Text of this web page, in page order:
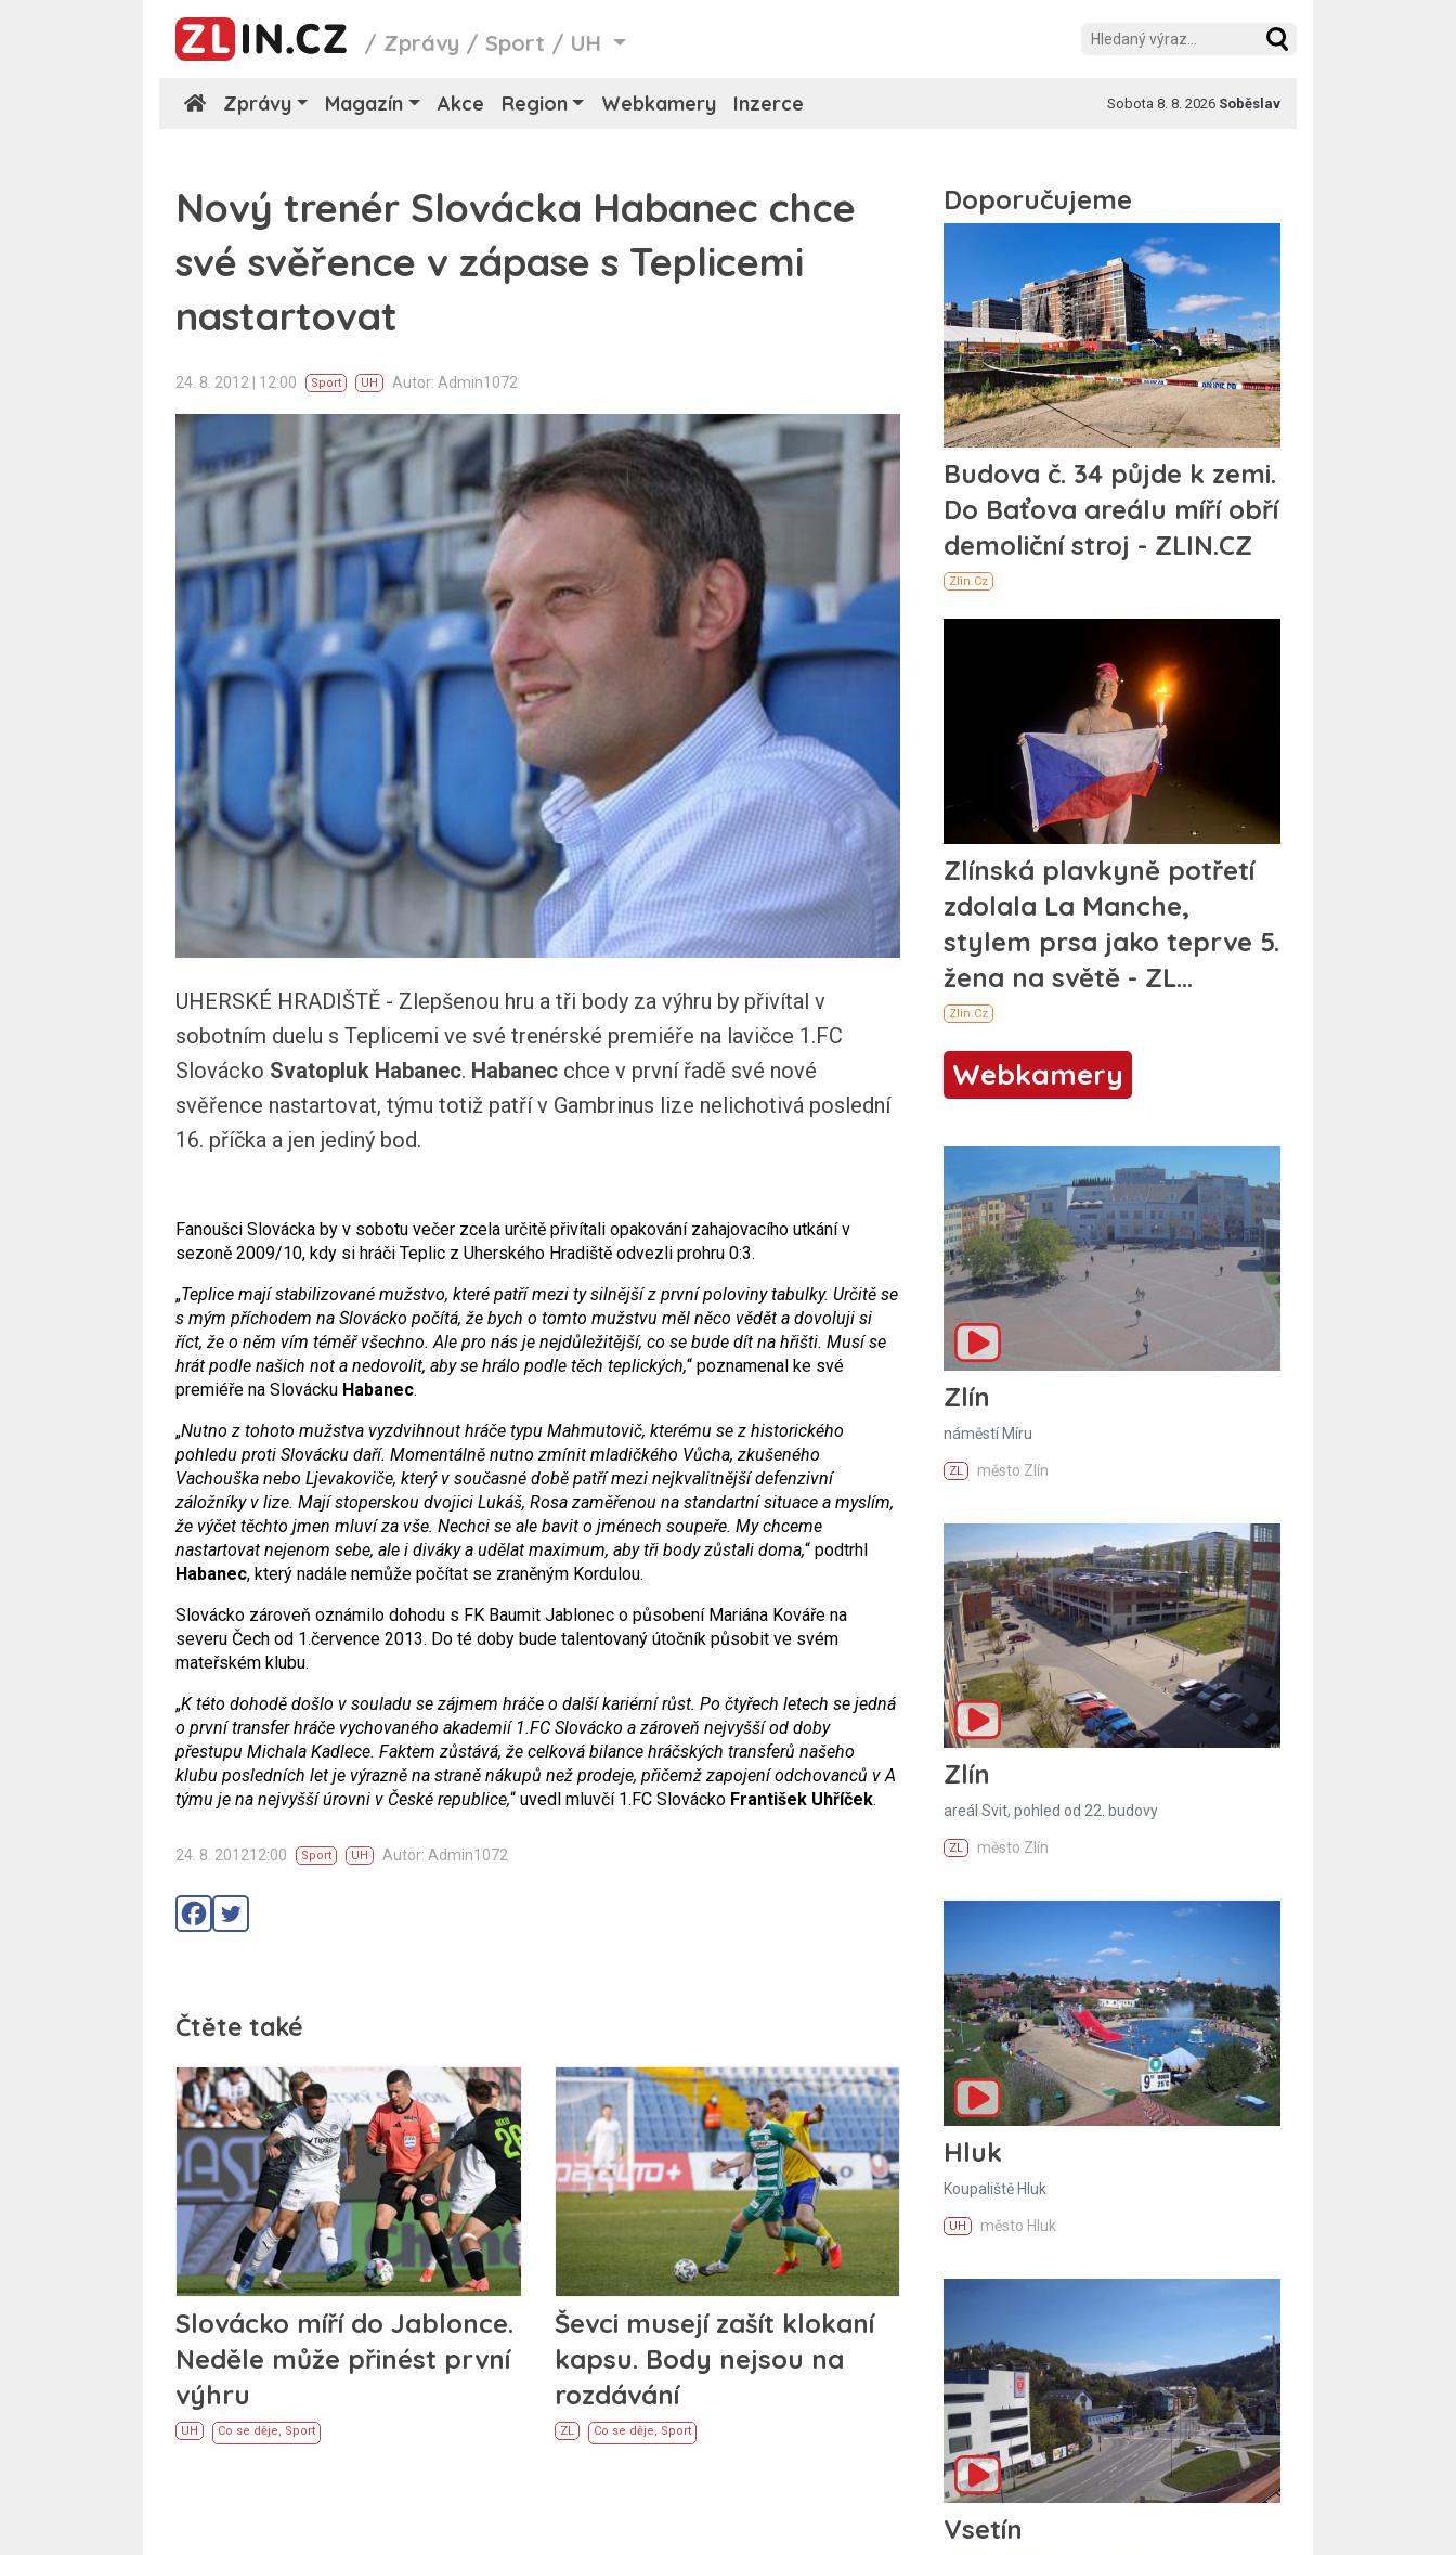
/ Zprávy /Sport / UH
Zprávy Magazín Akce Region Webkamery Inzerce Sobota 8. 8. 2026 Soběslav
Nový trenér Slovácka Habanec chce
své svěřence v zápase s Teplicemi
nastartovat
24. 8. 2012 | 12:00 Sport UH Autor: Admin1072
UHERSKÉ HRADIŠTĚ - Zlepšenou hru a tři body za výhru by přivítal v
sobotním duelu s Teplicemi ve své trenérské premiéře na lavičce 1.FC
Slovácko Svatopluk Habanec. Habanec chce v první řadě své nové
svěřence nastartovat, týmu totiž patří v Gambrinus lize nelichotivá poslední
16. příčka a jen jediný bod.
Fanoušci Slovácka by v sobotu večer zcela určitě přivítali opakování zahajovacího utkání v
sezoně 2009/10, kdy si hráči Teplic z Uherského Hradiště odvezli prohru 0:3.
„Teplice mají stabilizované mužstvo, které patří mezi ty silnější z první poloviny tabulky. Určitě se
s mým příchodem na Slovácko počítá, že bych o tomto mužstvu měl něco vědět a dovoluji si
říct, že o něm vím téměř všechno. Ale pro nás je nejdůležitější, co se bude dít na hřišti. Musí se
hrát podle našich not a nedovolit, aby se hrálo podle těch teplických,“ poznamenal ke své
premiéře na Slovácku Habanec.
„Nutno z tohoto mužstva vyzdvihnout hráče typu Mahmutovič, kterému se z historického
pohledu proti Slovácku daří. Momentálně nutno zmínit mladičkého Vůcha, zkušeného
Vachouška nebo Ljevakoviče, který v současné době patří mezi nejkvalitnější defenzivní
záložníky v lize. Mají stoperskou dvojici Lukáš, Rosa zaměřenou na standartní situace a myslím,
že výčet těchto jmen mluví za vše. Nechci se ale bavit o jménech soupeře. My chceme
nastartovat nejenom sebe, ale i diváky a udělat maximum, aby tři body zůstali doma,“ podtrhl
Habanec, který nadále nemůže počítat se zraněným Kordulou.
Slovácko zároveň oznámilo dohodu s FK Baumit Jablonec o působení Mariána Kováře na
severu Čech od 1.července 2013. Do té doby bude talentovaný útočník působit ve svém
mateřském klubu.
„K této dohodě došlo v souladu se zájmem hráče o další kariérní růst. Po čtyřech letech se jedná
o první transfer hráče vychovaného akademií 1.FC Slovácko a zároveň nejvyšší od doby
přestupu Michala Kadlece. Faktem zůstává, že celková bilance hráčských transferů našeho
klubu posledních let je výrazně na straně nákupů než prodeje, přičemž zapojení odchovanců v A
týmu je na nejvyšší úrovni v České republice,“ uvedl mluvčí 1.FC Slovácko František Uhříček.
24. 8. 201212:00 Sport UH Autor: Admin1072
Čtěte také
Slovácko míří do Jablonce.
Neděle může přinést první
výhru
UH Co se děje, Sport
Ševci musejí zašít klokaní
kapsu. Body nejsou na
rozdávání
ZL Co se děje, Sport
Webkamery
Zlín
náměstí Míru
ZL město Zlín
Zlín
areál Svit, pohled od 22. budovy
ZL město Zlín
Hluk
Koupaliště Hluk
UH město Hluk
Vsetín